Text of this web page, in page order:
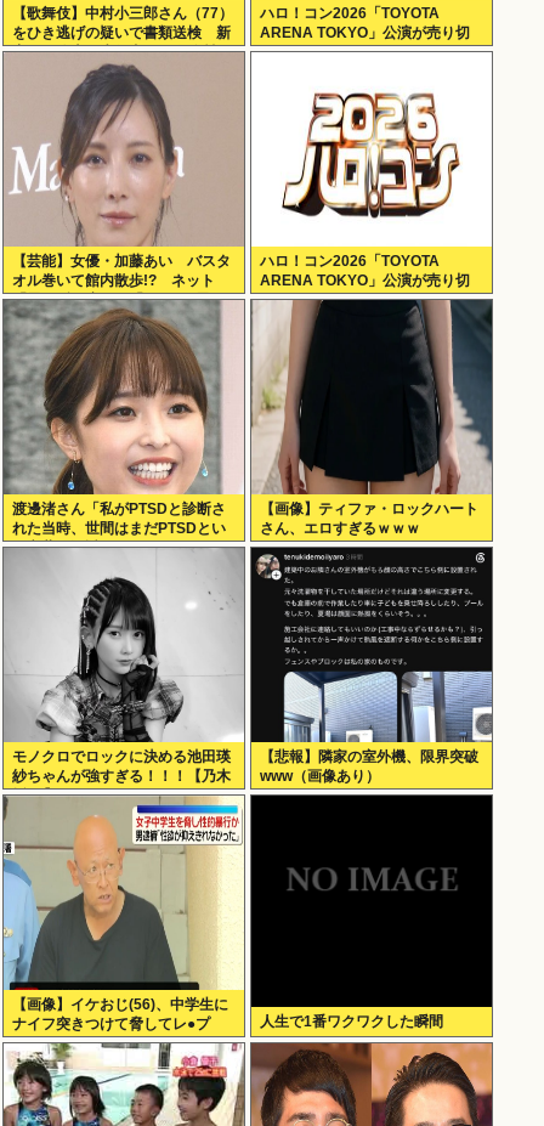
【歌舞伎】中村小三郎さん（77）
をひき逃げの疑いで書類送検 新
宿区の路上で歩行者の20代女性を
はねてけがをさせたうえ、そのま
ハロ！コン2026「TOYOTA
ARENA TOKYO」公演が売り切
れない
【芸能】女優・加藤あい バスタ
オル巻いて館内散歩!? ネット
「思わず二度見」「IWGPを思い
出す」「セクシーサンキュー」
ハロ！コン2026「TOYOTA
ARENA TOKYO」公演が売り切
れない
渡邊渚さん「私がPTSDと診断さ
れた当時、世間はまだPTSDとい
う言葉は浸透されていませんでし
【画像】ティファ・ロックハート
さん、エロすぎるｗｗｗ
モノクロでロックに決める池田瑛
紗ちゃんが強すぎる！！！【乃木
坂46】
【悲報】隣家の室外機、限界突破
www（画像あり）
【画像】イケおじ(56)、中学生に
ナイフ突きつけて脅してレ●プ
www
人生で1番ワクワクした瞬間